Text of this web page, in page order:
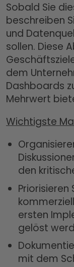
Sobald Sie
beschreiben
und
sollen. Diese
dem
Dashboards
Mehrwert
Wichtigste
den
ersten
gelöst
mit dem